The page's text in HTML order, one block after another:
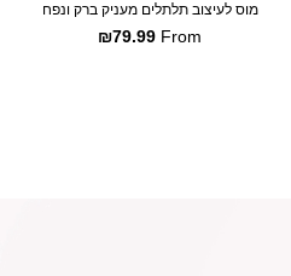
מוס לעיצוב תלתלים מעניק ברק ונפח
From
₪79.99